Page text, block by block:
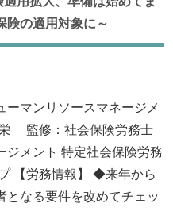
険の適用対象に～
ーマンリソースマネージメ
監修：社会保険労務士
ジメント 特定社会保険労務
【労務情報】 ◆来年から
なる要件を改めてチェッ